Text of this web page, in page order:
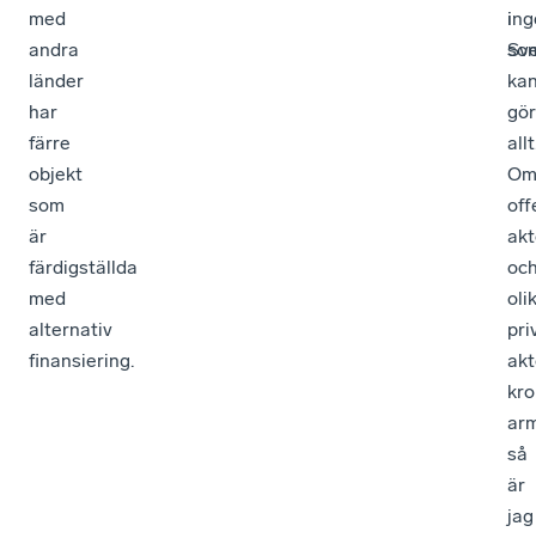
länder
har
färre
objekt
som
är
färdigställda
med
alternativ
finansiering.
Om
så
är
jag